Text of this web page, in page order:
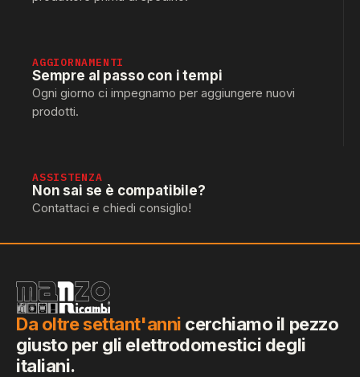
AGGIORNAMENTI
Sempre al passo con i tempi
Ogni giorno ci impegnamo per aggiungere nuovi
prodotti.
ASSISTENZA
Non sai se è compatibile?
Contattaci e chiedi consiglio!
Da oltre settant'anni cerchiamo il pezzo
giusto per gli elettrodomestici degli
italiani.